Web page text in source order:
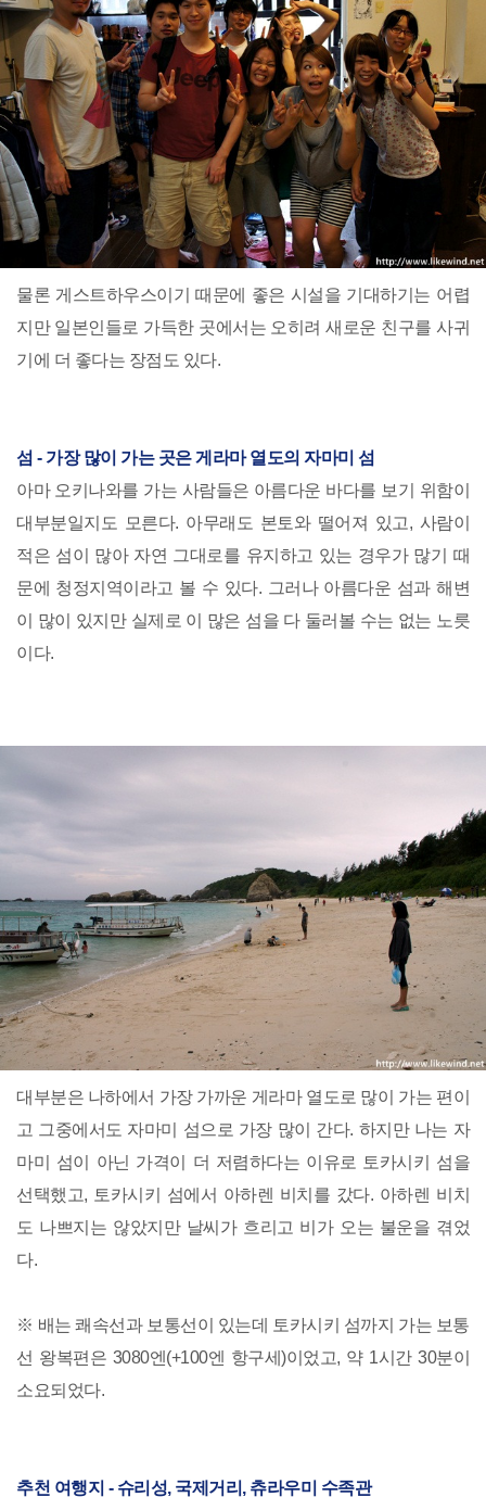
물론 게스트하우스이기 때문에 좋은 시설을 기대하기는 어렵
지만 일본인들로 가득한 곳에서는 오히려 새로운 친구를 사귀
기에 더 좋다는 장점도 있다.
섬 - 가장 많이 가는 곳은 게라마 열도의 자마미 섬
아마 오키나와를 가는 사람들은 아름다운 바다를 보기 위함이
대부분일지도 모른다. 아무래도 본토와 떨어져 있고, 사람이
적은 섬이 많아 자연 그대로를 유지하고 있는 경우가 많기 때
문에 청정지역이라고 볼 수 있다. 그러나 아름다운 섬과 해변
이 많이 있지만 실제로 이 많은 섬을 다 둘러볼 수는 없는 노릇
이다.
대부분은 나하에서 가장 가까운 게라마 열도로 많이 가는 편이
고 그중에서도 자마미 섬으로 가장 많이 간다. 하지만 나는 자
마미 섬이 아닌 가격이 더 저렴하다는 이유로 토카시키 섬을
선택했고, 토카시키 섬에서 아하렌 비치를 갔다. 아하렌 비치
도 나쁘지는 않았지만 날씨가 흐리고 비가 오는 불운을 겪었
다.
※ 배는 쾌속선과 보통선이 있는데 토카시키 섬까지 가는 보통
선 왕복편은 3080엔(+100엔 항구세)이었고, 약 1시간 30분이
소요되었다.
추천 여행지 - 슈리성, 국제거리, 츄라우미 수족관